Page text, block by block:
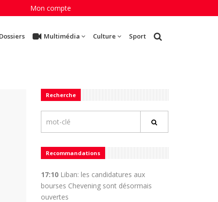
Mon compte
Multimédia Culture Sport
Recherche
Recommandations
17:10Liban: les candidatures aux
bourses Chevening sont désormais
ouvertes